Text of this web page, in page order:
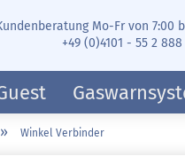
Mo-Fr von 7:00
+49 (0)4101 - 55 2 888
» Winkel Verbinder